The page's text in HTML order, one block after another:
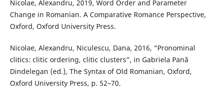
Nicolae, Alexandru, 2019, Word Order and Parameter
Change in Romanian. A Comparative Romance Perspective,
Oxford, Oxford University Press.
Nicolae, Alexandru, Niculescu, Dana, 2016, “Pronominal
clitics: clitic ordering, clitic clusters”, in Gabriela Pană
Dindelegan (ed.), The Syntax of Old Romanian, Oxford,
Oxford University Press, p. 52–70.